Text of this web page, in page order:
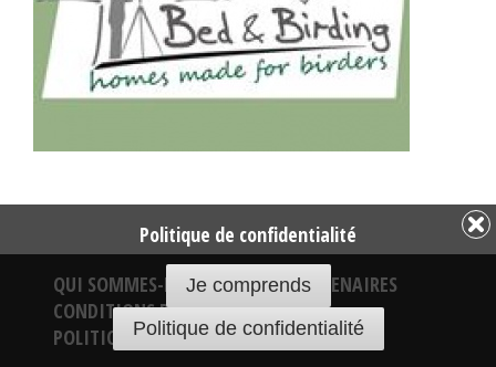
QUI SOMMES-NOUS
NOS PARTENAIRES
CONDITIONS DE VENTE
POLITIQUE DE CONFIDENTIALITÉ
Politique de confidentialité
Je comprends
Politique de confidentialité